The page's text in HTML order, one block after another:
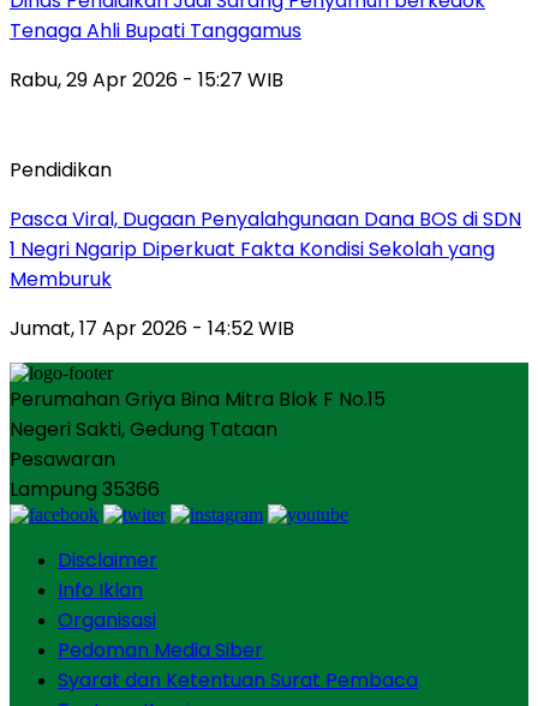
Tenaga Ahli Bupati Tanggamus
Rabu, 29 Apr 2026 - 15:27 WIB
Pendidikan
Pasca Viral, Dugaan Penyalahgunaan Dana BOS di SDN
1 Negri Ngarip Diperkuat Fakta Kondisi Sekolah yang
Memburuk
Jumat, 17 Apr 2026 - 14:52 WIB
Perumahan Griya Bina Mitra Blok F No.15
Negeri Sakti, Gedung Tataan
Pesawaran
Lampung 35366
Disclaimer
Info Iklan
Organisasi
Pedoman Media Siber
Syarat dan Ketentuan Surat Pembaca